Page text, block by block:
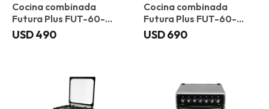
Cocina combinada
Futura Plus FUT-60-
CM31B Valencia
USD490
Cocina combinada
Futura Plus FUT-60-
CM31X Bilbao
USD690